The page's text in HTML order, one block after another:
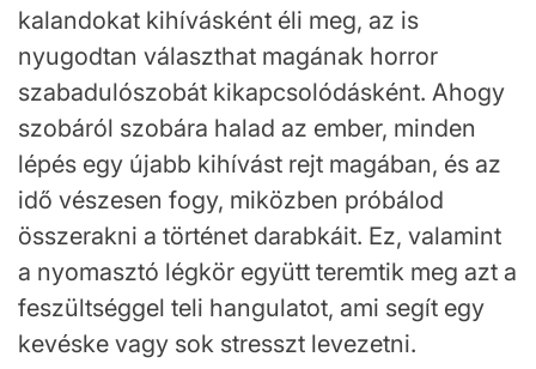
kalandokat kihívásként éli meg, az is
nyugodtan választhat magának horror
szabadulószobát kikapcsolódásként. Ahogy
szobáról szobára halad az ember, minden
lépés egy újabb kihívást rejt magában, és az
idő vészesen fogy, miközben próbálod
összerakni a történet darabkáit. Ez, valamint
a nyomasztó légkör együtt teremtik meg azt a
feszültséggel teli hangulatot, ami segít egy
kevéske vagy sok stresszt levezetni.